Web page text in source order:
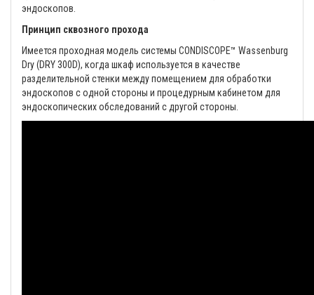
эндоскопов.
Принцип сквозного прохода
Имеется проходная модель системы CONDISCOPE™ Wassenburg
Dry (DRY 300D), когда шкаф используется в качестве
разделительной стенки между помещением для обработки
эндоскопов с одной стороны и процедурным кабинетом для
эндоскопических обследований с другой стороны.